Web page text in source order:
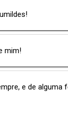
mim!
e de